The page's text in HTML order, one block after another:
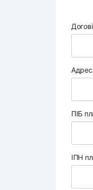
ПІБ
ІПН